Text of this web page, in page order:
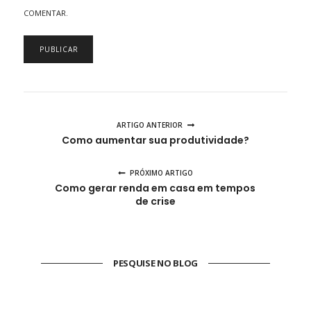
COMENTAR.
ARTIGO ANTERIOR
Como aumentar sua produtividade?
PRÓXIMO ARTIGO
Como gerar renda em casa em tempos
de crise
PESQUISE NO BLOG